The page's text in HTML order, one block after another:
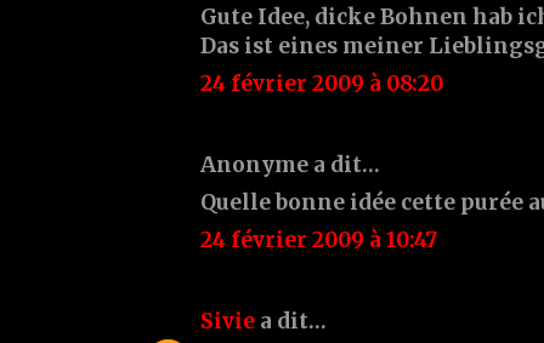
Gute Idee, dicke Bohnen hab
Das ist eines meiner
24 février 2009 à 08:20
Anonyme a dit…
Quelle bonne idée cette purée
24 février 2009 à 10:47
Sivie a dit…